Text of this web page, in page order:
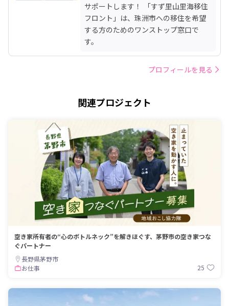
サポートします！ 「すず里山里海移住
フロント」は、珠洲市への移住を希望
する方のためのワンストップ窓口で
す。
プロフィールを見る
関連プロジェクト
空き家所有者の“心のボトルネック”を解きほぐす、茅野市の空き家つな
ぐパートナー
長野県茅野市
お仕事
25